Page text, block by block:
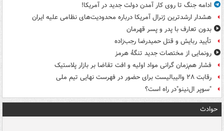
ادامه جنگ تا روی کار آمدن دولت جدید در آمریکا!
هشدار ارشدترین ژنرال آمریکا درباره محدودیت‌های نظامی علیه ایران
بدون تعارف با پدر و پسر قهرمان
تأیید ربایش و قتل حمیدرضا رجب‌زاده
رونمایی از مختصات جدید تنگۀ هرمز
فشار هم‌زمان گرانی مواد اولیه و افت تقاضا بر بازار پلاستیک
رقابت ۲۸ والیبالیست برای حضور در فهرست نهایی تیم ملی
"سوپر ال‌نینو"در راه است؟
حوادث